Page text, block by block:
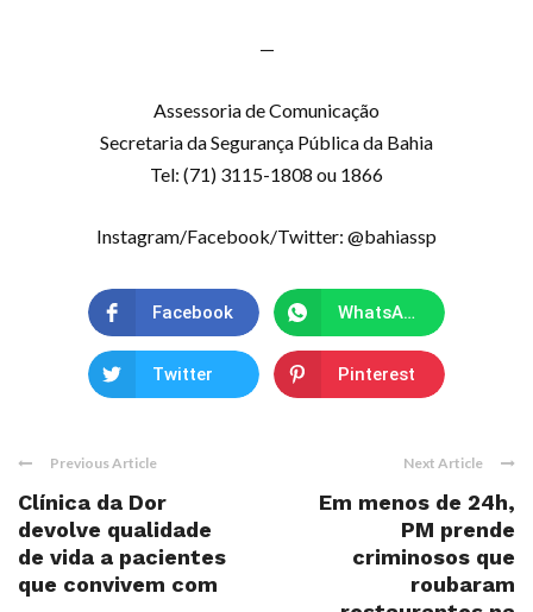
—
Assessoria de Comunicação
Secretaria da Segurança Pública da Bahia
Tel: (71) 3115-1808 ou 1866
Instagram/Facebook/Twitter: @bahiassp
Facebook WhatsApp
Twitter Pinterest
Previous Article
Clínica da Dor
devolve qualidade
de vida a pacientes
que convivem com
Next Article
Em menos de 24h,
PM prende
criminosos que
roubaram